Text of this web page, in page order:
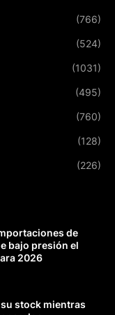
(766)
(524)
(1031)
(495)
(760)
(128)
(226)
de
bajo presión el
2026
stock mientras